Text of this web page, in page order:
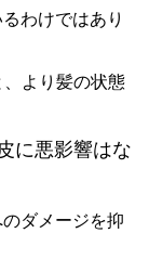
わけではあり
より髪の状態
に悪影響はな
ダメージを抑